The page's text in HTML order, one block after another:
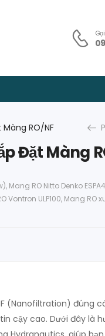
RO/NF
Đặt Màng
, Mang RO Nitto Denko ESPA4
Vontron ULP100, Mang RO
(Nanofiltration) đúng
cậy cao. Dưới đây là